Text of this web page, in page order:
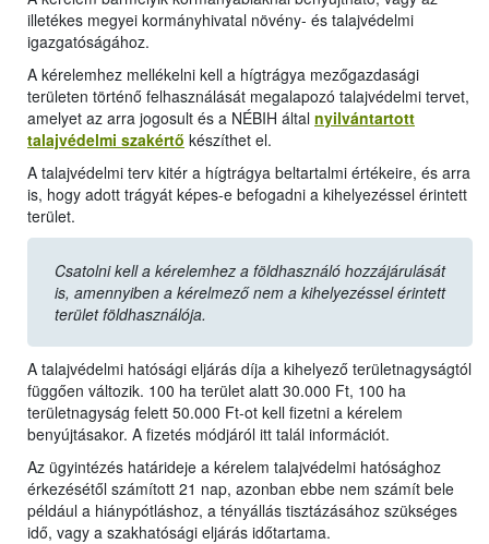
illetékes megyei kormányhivatal növény- és talajvédelmi
igazgatóságához.
A kérelemhez mellékelni kell a hígtrágya mezőgazdasági
területen történő felhasználását megalapozó talajvédelmi tervet,
amelyet az arra jogosult és a NÉBIH által nyilvántartott
talajvédelmi szakértő készíthet el.
A talajvédelmi terv kitér a hígtrágya beltartalmi értékeire, és arra
is, hogy adott trágyát képes-e befogadni a kihelyezéssel érintett
terület.
Csatolni kell a kérelemhez a földhasználó hozzájárulását
is, amennyiben a kérelmező nem a kihelyezéssel érintett
terület földhasználója.
A talajvédelmi hatósági eljárás díja a kihelyező területnagyságtól
függően változik. 100 ha terület alatt 30.000 Ft, 100 ha
területnagyság felett 50.000 Ft-ot kell fizetni a kérelem
benyújtásakor. A fizetés módjáról itt talál információt.
Az ügyintézés határideje a kérelem talajvédelmi hatósághoz
érkezésétől számított 21 nap, azonban ebbe nem számít bele
például a hiánypótláshoz, a tényállás tisztázásához szükséges
idő, vagy a szakhatósági eljárás időtartama.